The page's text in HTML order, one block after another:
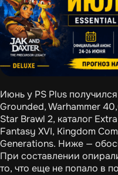
Июнь у PS Plus
Grounded, Warhammer
Star Brawl 2, каталог
Fantasy XVI, Kingdom
Generations. Ниже —
При составлении
то, что еще не попало в